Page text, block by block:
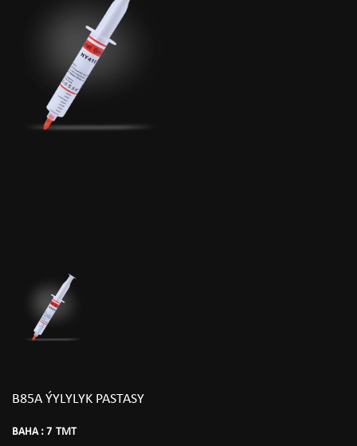
B85A ÝYLYLYK PASTASY
BAHA : 7 TMT